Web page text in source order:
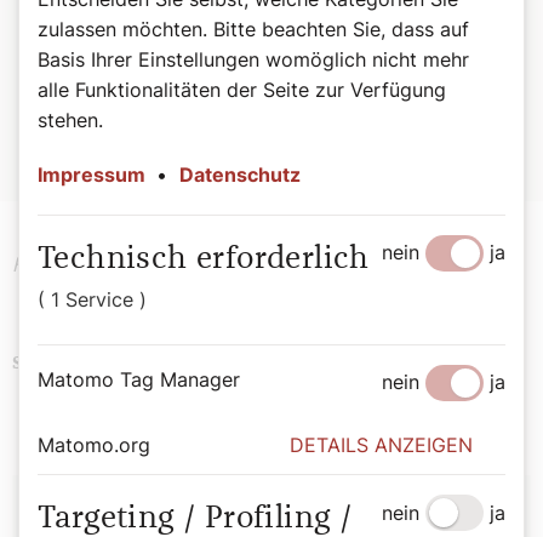
Hinweis: Dieses Rezept wurde von mir (Udo Huber) nach
einem alten Rezept adaptiert und ist nun sehr „saftlastig“,
was meine Familie liebt. Als Beilage ist erlaubt,was gefällt:
Spätzle, Nockerl, Teigwaren, Reis oder auch nur Brot zum
Fotocredits des angezeigten Buchcovers: edition a
Schlagwörter
zulassen möchten. Bitte beachten Sie, dass auf
Basis Ihrer Einstellungen womöglich nicht mehr
alle Funktionalitäten der Seite zur Verfügung
stehen.
Impressum • Datenschutz
Technisch erforderlich
( 1 Service )
nein ja
Matomo Tag Manager nein ja
Matomo.org DETAILS ANZEIGEN
Targeting / Profiling /
nein ja